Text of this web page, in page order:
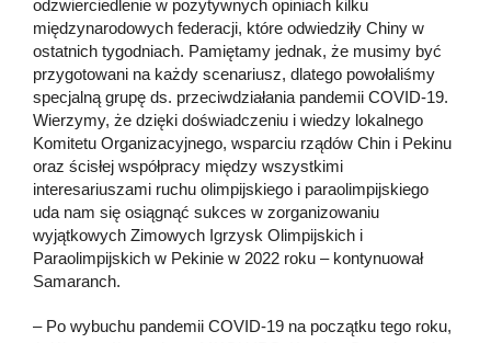
odzwierciedlenie w pozytywnych opiniach kilku
międzynarodowych federacji, które odwiedziły Chiny w
ostatnich tygodniach. Pamiętamy jednak, że musimy być
przygotowani na każdy scenariusz, dlatego powołaliśmy
specjalną grupę ds. przeciwdziałania pandemii COVID-19.
Wierzymy, że dzięki doświadczeniu i wiedzy lokalnego
Komitetu Organizacyjnego, wsparciu rządów Chin i Pekinu
oraz ścisłej współpracy między wszystkimi
interesariuszami ruchu olimpijskiego i paraolimpijskiego
uda nam się osiągnąć sukces w zorganizowaniu
wyjątkowych Zimowych Igrzysk Olimpijskich i
Paraolimpijskich w Pekinie w 2022 roku – kontynuował
Samaranch.
– Po wybuchu pandemii COVID-19 na początku tego roku,